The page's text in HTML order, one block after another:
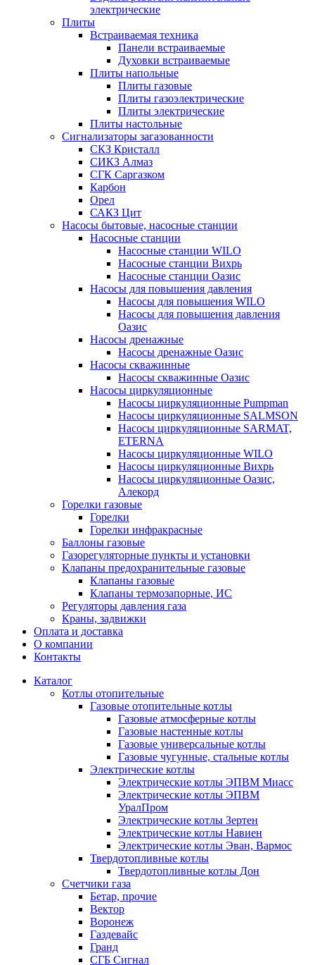
электрические
Плиты
Встраиваемая техника
Панели встраиваемые
Духовки встраиваемые
Плиты напольные
Плиты газовые
Плиты газоэлектрические
Плиты электрические
Плиты настольные
Сигнализаторы загазованности
СКЗ Кристалл
СИКЗ Алмаз
СГК Саргазком
Карбон
Орел
САКЗ Цит
Насосы бытовые, насосные станции
Насосные станции
Насосные станции WILO
Насосные станции Вихрь
Насосные станции Оазис
Насосы для повышения давления
Насосы для повышения WILO
Насосы для повышения давления
Оазис
Насосы дренажные
Насосы дренажные Оазис
Насосы скважинные
Насосы скважинные Оазис
Насосы циркуляционные
Насосы циркуляционные Pumpman
Насосы циркуляционные SALMSON
Насосы циркуляционные SARMAT,
ETERNA
Насосы циркуляционные WILO
Насосы циркуляционные Вихрь
Насосы циркуляционные Оазис,
Алекорд
Горелки газовые
Горелки
Горелки инфракрасные
Баллоны газовые
Газорегуляторные пункты и установки
Клапаны предохранительные газовые
Клапаны газовые
Клапаны термозапорные, ИС
Регуляторы давления газа
Краны, задвижки
Оплата и доставка
О компании
Контакты
Каталог
Котлы отопительные
Газовые отопительные котлы
Газовые атмосферные котлы
Газовые настенные котлы
Газовые универсальные котлы
Газовые чугунные, стальные котлы
Электрические котлы
Электрические котлы ЭПВМ Миасс
Электрические котлы ЭПВМ
УралПром
Электрические котлы Зертен
Электрические котлы Навиен
Электрические котлы Эван, Вармос
Твердотопливные котлы
Твердотопливные котлы Дон
Счетчики газа
Бетар, прочие
Вектор
Воронеж
Газдевайс
Гранд
СГБ Сигнал